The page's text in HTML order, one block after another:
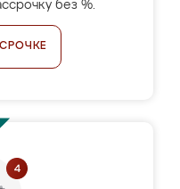
без %.